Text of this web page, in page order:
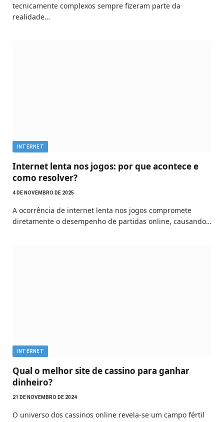
tecnicamente complexos sempre fizeram parte da
realidade…
INTERNET
Internet lenta nos jogos: por que acontece e
como resolver?
4 DE NOVEMBRO DE 2025
A ocorrência de internet lenta nos jogos compromete
diretamente o desempenho de partidas online, causando…
INTERNET
Qual o melhor site de cassino para ganhar
dinheiro?
21 DE NOVEMBRO DE 2024
O universo dos cassinos online revela-se um campo fértil